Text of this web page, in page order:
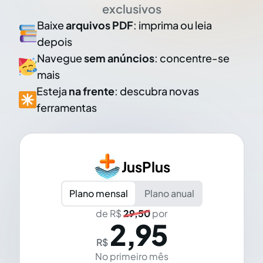
exclusivos
Baixearquivos PDF: imprima ou leia
depois
Naveguesem anúncios: concentre-se
mais
Esteja na frente: descubra novas
ferramentas
JusPlus
Plano mensal
Plano anual
de R$29,50por
R$ 2,95
No primeiro mês